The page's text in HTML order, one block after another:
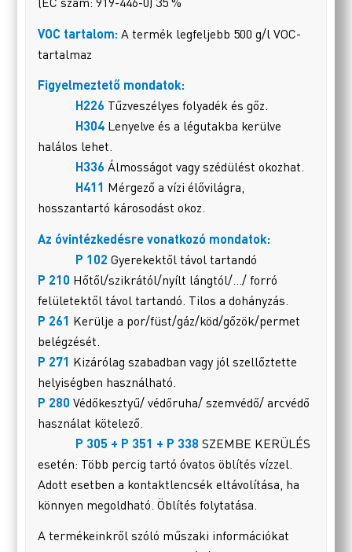
VOC tartalom: A termék legfeljebb 500 g/l VOC-
tartalmaz
Figyelmeztető mondatok:
H226 Tűzveszélyes folyadék és gőz.
H304 Lenyelve és a légutakba kerülve
halálos lehet.
H336Álmosságot vagy szédülést okozhat.
H411 Mérgező a vízi élővilágra,
hosszantartó károsodást okoz.
Az óvintézkedésre vonatkozó mondatok:
P 102 Gyerekektől távol tartandó
P 210 Hőtől/szikrától/nyílt lángtól/…/ forró
felületektől távol tartandó. Tilos a dohányzás.
P 261 Kerülje a por/füst/gáz/köd/gőzök/permet
belégzését.
P 271 Kizárólag szabadban vagy jól szellőztette
helyiségben használható.
P 280 Védőkesztyű/ védőruha/ szemvédő/ arcvédő
használat kötelező.
P 305 + P 351 + P 338 SZEMBE KERÜLÉS
esetén: Több percig tartó óvatos öblítés vízzel.
Adott esetben a kontaktlencsék eltávolítása, ha
könnyen megoldható. Öblítés folytatása.
A termékeinkről szóló műszaki információkat